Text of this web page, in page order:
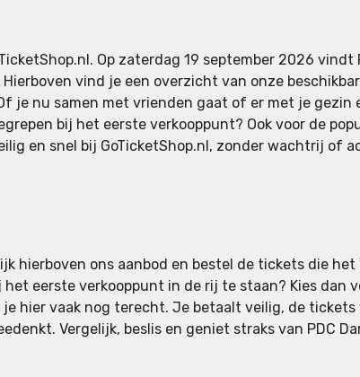
Op zaterdag 19 september 2026 vindt
vind je een overzicht van onze
nu samen met vrienden gaat of er met je gezin
bij het eerste verkooppunt? Ook voor de
en snel bij GoTicketShop.nl, zonder wachtrij of
hierboven ons aanbod en bestel de tickets die
eerste verkooppunt in de rij te staan? Kies dan
hier vaak nog terecht. Je betaalt veilig, de
Vergelijk, beslis en geniet straks van PDC